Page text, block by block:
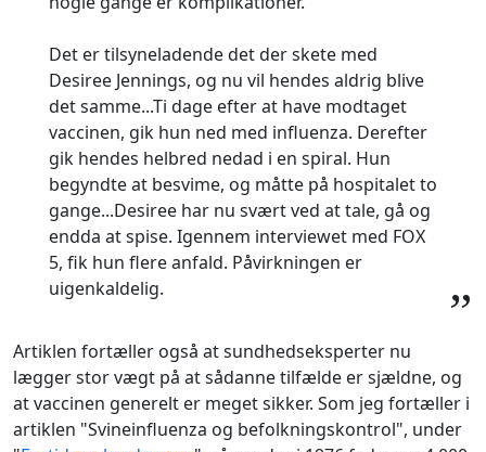
Det er tilsyneladende det der skete med
Desiree Jennings, og nu vil hendes aldrig blive
det samme...Ti dage efter at have modtaget
vaccinen, gik hun ned med influenza. Derefter
gik hendes helbred nedad i en spiral. Hun
begyndte at besvime, og måtte på hospitalet to
gange...Desiree har nu svært ved at tale, gå og
endda at spise. Igennem interviewet med FOX
5, fik hun flere anfald. Påvirkningen er
uigenkaldelig.
”
Artiklen fortæller også at sundhedseksperter nu
lægger stor vægt på at sådanne tilfælde er sjældne, og
at vaccinen generelt er meget sikker. Som jeg fortæller i
artiklen "Svineinfluenza og befolkningskontrol", under